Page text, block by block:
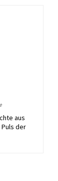
aus
Puls der